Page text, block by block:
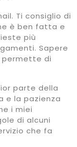
Ti consiglio di
è ben fatta e
più
Sapere
di
parte della
e la pazienza
i miei
di alcuni
che fa